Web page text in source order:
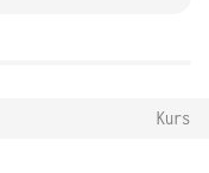
Kurs